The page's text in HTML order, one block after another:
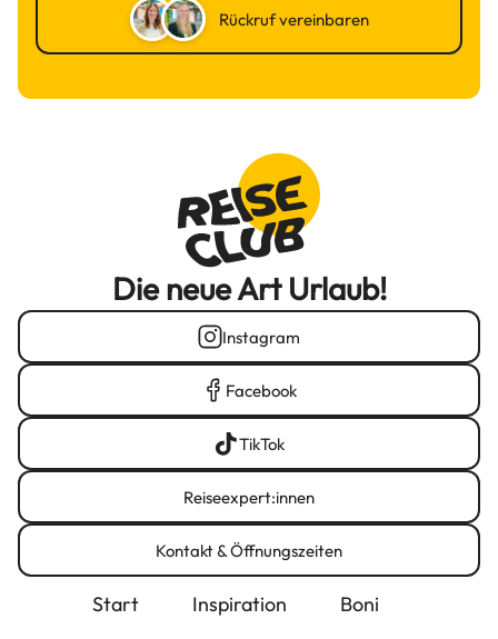
Rückruf vereinbaren
Die neue Art Urlaub!
Instagram
Facebook
TikTok
Reiseexpert:innen
Kontakt & Öffnungszeiten
Start Inspiration Boni